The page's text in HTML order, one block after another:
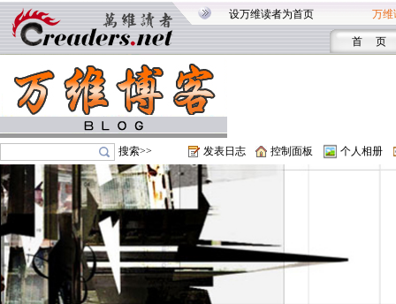
设万维读者为首页 万维
首 页
搜索>> 发表日志 控制面板 个人相册